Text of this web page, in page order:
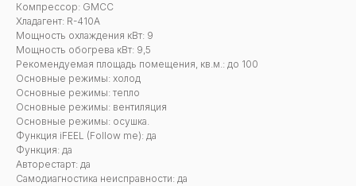
Компрессор: GMCC
Хладагент: R-410A
Мощность охлаждения кВт: 9
Мощность обогрева кВт: 9,5
Рекомендуемая площадь помещения, кв.м.: до 100
Основные режимы: холод
Основные режимы: тепло
Основные режимы: вентиляция
Основные режимы: осушка.
Функция iFEEL (Follow me): да
Функция: да
Авторестарт: да
Самодиагностика неисправности: да